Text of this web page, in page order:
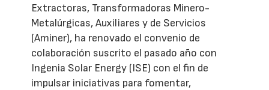
Extractoras, Transformadoras Minero-
Metalúrgicas, Auxiliares y de Servicios
(Aminer), ha renovado el convenio de
colaboración suscrito el pasado año con
Ingenia Solar Energy (ISE) con el fin de
impulsar iniciativas para fomentar,